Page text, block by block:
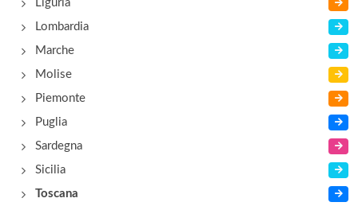
Bella Napoli
via del Borghetto 44, Pisa
Liguria
Lombardia
Marche
Molise
Piemonte
Puglia
Sardegna
Sicilia
Toscana